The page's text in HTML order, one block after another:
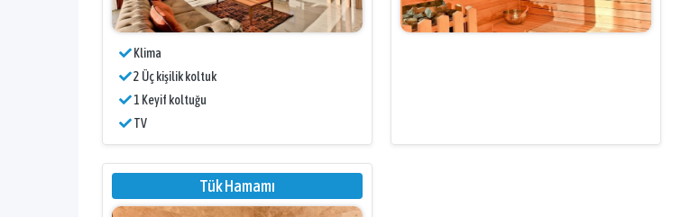
Klima
2 Üç kişilik koltuk
1 Keyif koltuğu
TV
Tük Hamamı